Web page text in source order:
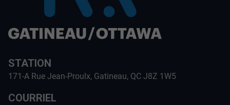
STATION
171-A Rue Jean-Proulx, Gatineau, QC J8Z 1W5
COURRIEL